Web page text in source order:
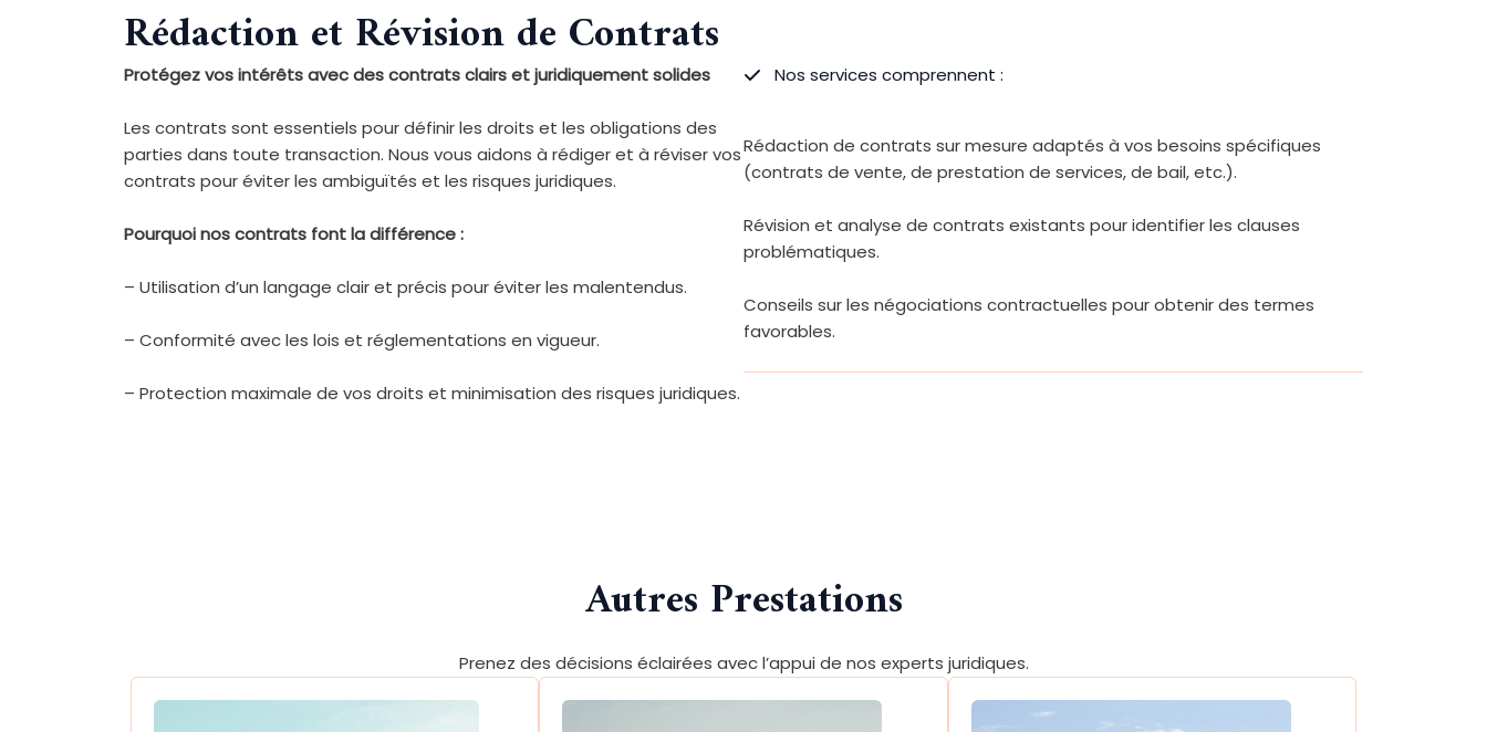
Rédaction et Révision de Contrats
Protégez vos intérêts avec des contrats clairs et juridiquement solides
Les contrats sont essentiels pour définir les droits et les obligations des
parties dans toute transaction. Nous vous aidons à rédiger et à réviser vos
contrats pour éviter les ambiguïtés et les risques juridiques.
Pourquoi nos contrats font la différence :
– Utilisation d’un langage clair et précis pour éviter les malentendus.
– Conformité avec les lois et réglementations en vigueur.
– Protection maximale de vos droits et minimisation des risques juridiques.
Nos services comprennent :
Rédaction de contrats sur mesure adaptés à vos besoins spécifiques
(contrats de vente, de prestation de services, de bail, etc.).
Révision et analyse de contrats existants pour identifier les clauses
problématiques.
Conseils sur les négociations contractuelles pour obtenir des termes
favorables.
Autres Prestations
Prenez des décisions éclairées avec l’appui de nos experts juridiques.